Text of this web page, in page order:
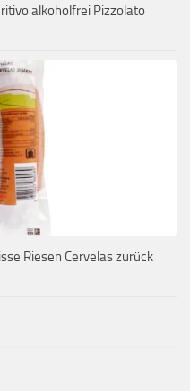
alkoholfrei Pizzolato
Riesen Cervelas zurück